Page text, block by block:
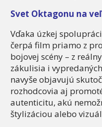
Svet Oktagonu na
Vďaka úzkej
čerpá film priamo z
bojovej scény – z
zákulisia i
navyše objavujú
rozhodcovia aj
autenticitu, akú
štylizáciou alebo